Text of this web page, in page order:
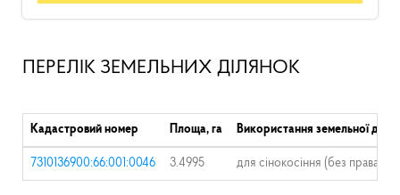
ПЕРЕЛІК ЗЕМЕЛЬНИХ ДІЛЯНОК
Кадастровий номер Площа, га Використання земельної
7310136900:66:001:0046 3.4995 для сінокосіння (без права